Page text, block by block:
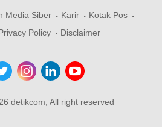
Media Siber Karir
Kotak Pos
Policy Disclaimer
detikcom, All right reserved